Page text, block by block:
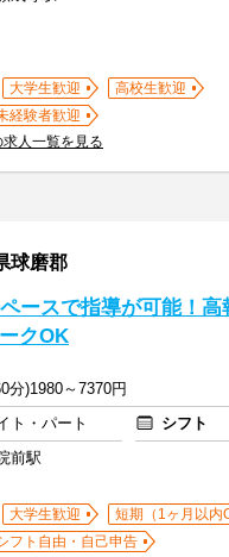
大学生歓迎
高校生歓迎
経験者歓迎
人一覧を見る
球磨郡
ペースで指導が可能！
クOK
分)1980～7370円
ト・パート シフト
前駅
大学生歓迎
短期（1ヶ月以内
フト自由・自己申告